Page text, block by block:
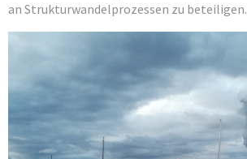
an Strukturwandelprozessen zu beteiligen.